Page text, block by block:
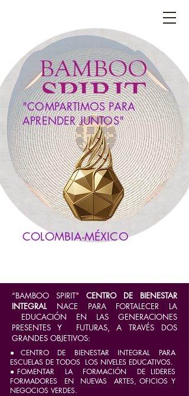
"COMPARTIMOS PARA
APRENDER JUNTOS"
COLOMBIA-MÉXICO
“BAMBOO SPIRIT" CENTRO DE BIENESTAR
INTEGRALNACE PARA FORTALECER LA
EDUCACIÓN EN LAS GENERACIONES
PRESENTES Y FUTURAS, A TRAVÉS DOS
GRANDES OBJETIVOS:
●CENTRO DE BIENESTAR INTEGRAL PARA
ESCUELAS DE TODOS LOS NIVELES EDUCATIVOS.
●FOMENTAR LA FORMACIÓN DE LIDERES
FORMADORES EN NUEVAS ARTES, OFICIOS Y
NEGOCIOS VERDES.